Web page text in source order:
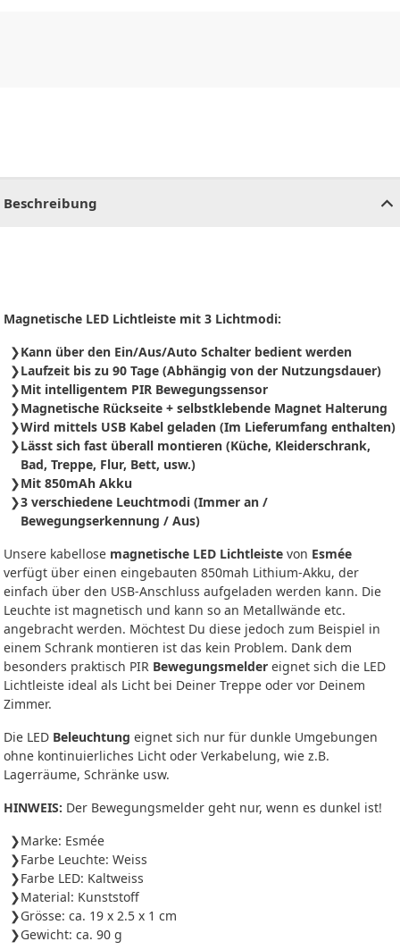
Beschreibung
Magnetische LED Lichtleiste mit 3 Lichtmodi:
Kann über den Ein/Aus/Auto Schalter bedient werden
Laufzeit bis zu 90 Tage (Abhängig von der Nutzungsdauer)
Mit intelligentem PIR Bewegungssensor
Magnetische Rückseite + selbstklebende Magnet Halterung
Wird mittels USB Kabel geladen (Im Lieferumfang enthalten)
Lässt sich fast überall montieren (Küche, Kleiderschrank,
Bad, Treppe, Flur, Bett, usw.)
Mit 850mAh Akku
3 verschiedene Leuchtmodi (Immer an /
Bewegungserkennung / Aus)
Unsere kabellose magnetische LED Lichtleiste von Esmée
verfügt über einen eingebauten 850mah Lithium-Akku, der
einfach über den USB-Anschluss aufgeladen werden kann. Die
Leuchte ist magnetisch und kann so an Metallwände etc.
angebracht werden. Möchtest Du diese jedoch zum Beispiel in
einem Schrank montieren ist das kein Problem. Dank dem
besonders praktisch PIR Bewegungsmelder eignet sich die LED
Lichtleiste ideal als Licht bei Deiner Treppe oder vor Deinem
Zimmer.
Die LED Beleuchtung eignet sich nur für dunkle Umgebungen
ohne kontinuierliches Licht oder Verkabelung, wie z.B.
Lagerräume, Schränke usw.
HINWEIS: Der Bewegungsmelder geht nur, wenn es dunkel ist!
Marke: Esmée
Farbe Leuchte: Weiss
Farbe LED: Kaltweiss
Material: Kunststoff
Grösse: ca. 19 x 2.5 x 1 cm
Gewicht: ca. 90 g